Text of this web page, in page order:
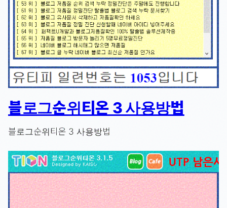
블로그순위티온 3 사용방법
블로그순위티온 3 사용방법